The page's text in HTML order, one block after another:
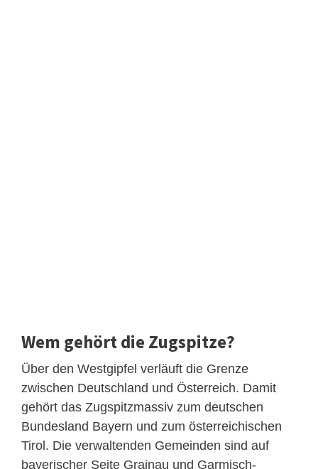
Wem gehört die Zugspitze?
Über den Westgipfel verläuft die Grenze
zwischen Deutschland und Österreich. Damit
gehört das Zugspitzmassiv zum deutschen
Bundesland Bayern und zum österreichischen
Tirol. Die verwaltenden Gemeinden sind auf
bayerischer Seite Grainau und Garmisch-